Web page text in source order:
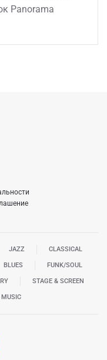
Panorama
JAZZ CLASSICAL
BLUES FUNK/SOUL
STAGE & SCREEN
MUSIC